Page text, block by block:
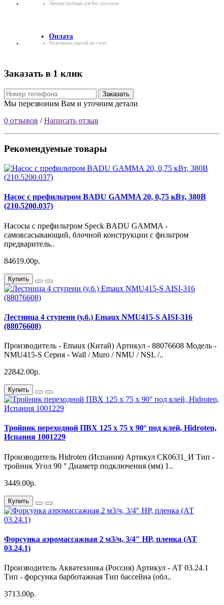
Любым удобным для Вас способом
Оплата
Наличными, картой, по счету
Заказать в 1 клик
Заказать
Мы перезвоним Вам и уточним детали
0 отзывов /Написать отзыв
Рекомендуемые товары
Насос с префильтром BADU GAMMA 20, 0,75 кВт, 380В
(210.5200.037)
Насосы с префильтром Speck BADU GAMMA -
самовсасывающий, блочной конструкции с фильтром
предваритель..
84619.00р.
Купить
Лестница 4 ступени (у.б.) Emaux NMU415-S AISI-316
(88076608)
Производитель - Emaux (Китай) Артикул - 88076608 Модель -
NMU415-S Серия - Wall / Muro / NMU / NSL /..
22842.00р.
Купить
Тройник переходной ПВХ 125 х 75 х 90° под клей, Hidroten,
Испания 1001229
Производитель Hidroten (Испания) Артикул СК0631_И Тип -
тройник Угол 90 ° Диаметр подключения (мм) 1..
3449.00р.
Купить
Форсунка аэромассажная 2 м3/ч, 3/4" НР, пленка (АТ
03.24.1)
Производитель Акватехника (Россия) Артикул - АТ 03.24.1
Тип - форсунка барботажная Тип бассейна (обл..
3713.00р.